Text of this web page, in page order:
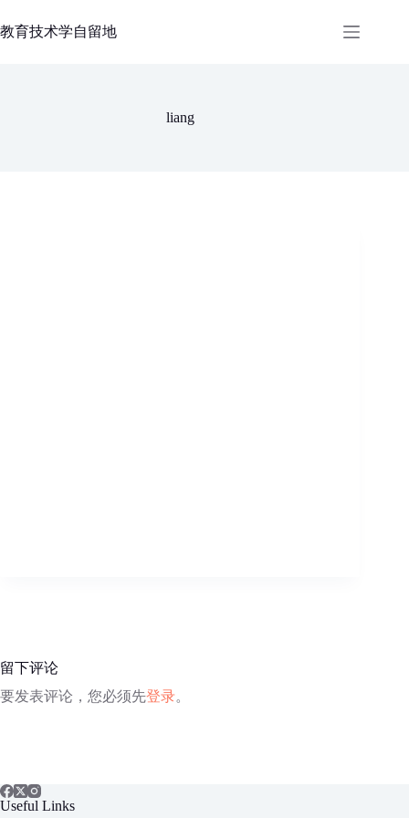
过
教育技术学自留地
liang
留下评论
要发表评论，您必须先登录。
Useful Links